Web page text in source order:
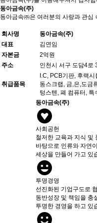
동아금속(주)
동아금속㈜은 여러분의 사랑과 관심
회사명
동아금속(주)
대표
김연임
자본금
2억원
주소
인천시 서구 도담4로
취급품목
I.C, PCB기판, 후랙
동스크랩, 금,은,도금
텅스텐, 폐 컴퓨터, 특
동아금속(주)
사회공헌
철저한 교육과 지식 및
바탕으로 인류와 자연
세상을 만들어 가고 있
투명경영
선진화된 기업구도로
동반성장 및 책임을 충
투명한 경영을 하고 있